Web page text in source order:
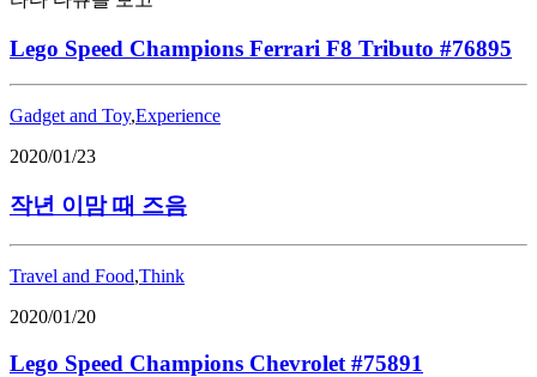
Lego Speed Champions Ferrari F8 Tributo #76895
Gadget and Toy,Experience
2020/01/23
작년 이맘 때 즈음
Travel and Food,Think
2020/01/20
Lego Speed Champions Chevrolet #75891